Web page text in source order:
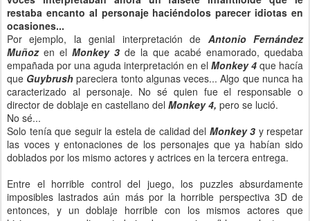
restaba encanto al personaje haciéndolos parecer idiotas en
ocasiones...
Por ejemplo, la genial interpretación de Antonio Fernández
Muñoz en el Monkey 3 de la que acabé enamorado, quedaba
empañada por una aguda interpretación en el Monkey 4 que hacía
que Guybrush pareciera tonto algunas veces... Algo que nunca ha
caracterizado al personaje. No sé quien fue el responsable o
director de doblaje en castellano del Monkey 4, pero se lució.
No sé...
Solo tenía que seguir la estela de calidad del Monkey 3 y respetar
las voces y entonaciones de los personajes que ya habían sido
doblados por los mismo actores y actrices en la tercera entrega.
Entre el horrible control del juego, los puzzles absurdamente
imposibles lastrados aún más por la horrible perspectiva 3D de
entonces, y un doblaje horrible con los mismos actores que